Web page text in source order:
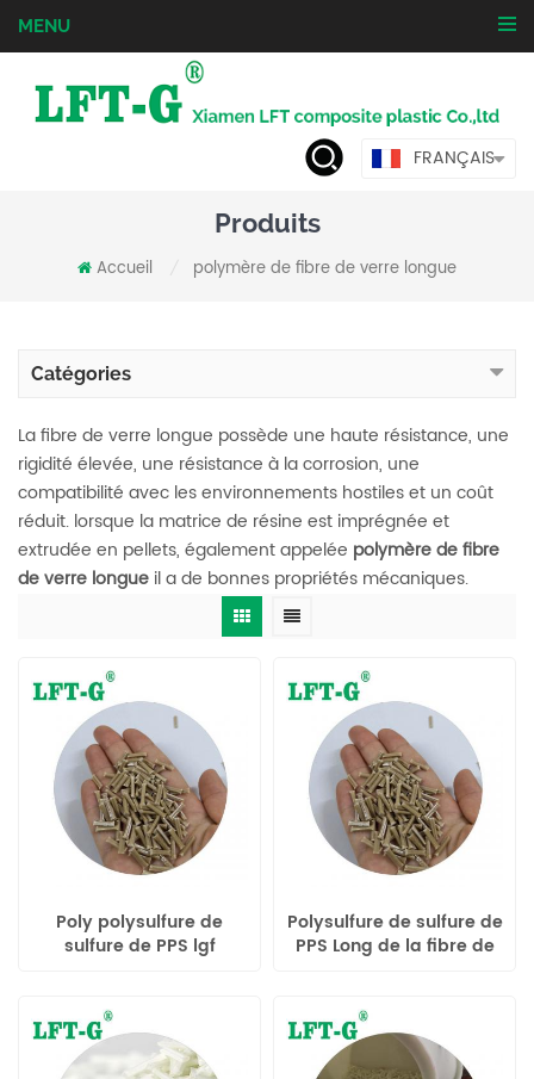
MENU
FRANÇAIS
Produits
Accueil polymère de fibre de verre longue
Catégories
La fibre de verre longue possède une haute résistance, une
rigidité élevée, une résistance à la corrosion, une
compatibilité avec les environnements hostiles et un coût
réduit. lorsque la matrice de résine est imprégnée et
extrudée en pellets, également appelée polymère de fibre
de verre longue il a de bonnes propriétés mécaniques.
Poly polysulfure de
sulfure de PPS lgf
Polysulfure de sulfure de
PPS Long de la fibre de